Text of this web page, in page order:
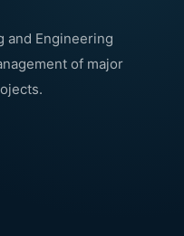
and Engineering
of major